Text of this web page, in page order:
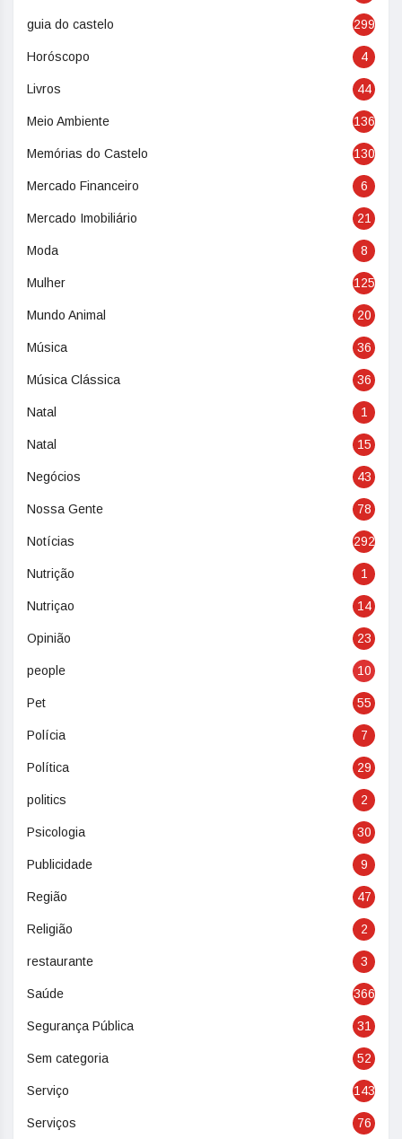
guia do castelo 299
Horóscopo 4
Livros 44
Meio Ambiente 136
Memórias do Castelo 130
Mercado Financeiro 6
Mercado Imobiliário 21
Moda 8
Mulher 125
Mundo Animal 20
Música 36
Música Clássica 36
Natal 1
Natal 15
Negócios 43
Nossa Gente 78
Notícias 292
Nutrição 1
Nutriçao 14
Opinião 23
people 10
Pet 55
Polícia 7
Política 29
politics 2
Psicologia 30
Publicidade 9
Região 47
Religião 2
restaurante 3
Saúde 366
Segurança Pública 31
Sem categoria 52
Serviço 143
Serviços 76